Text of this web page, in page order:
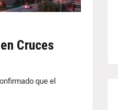
Cruces
que el